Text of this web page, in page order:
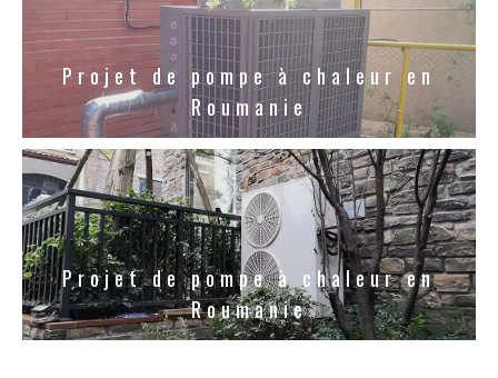
Projet de pompe à chaleur en
Roumanie
Projet de pompe à chaleur en
Roumanie